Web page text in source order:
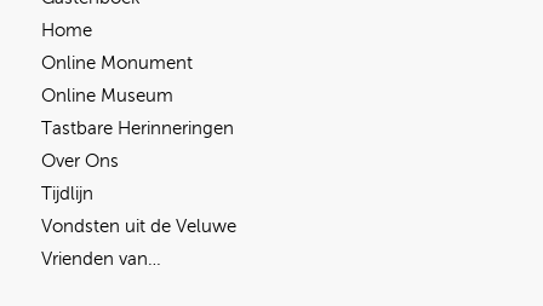
Home
Online Monument
Online Museum
Tastbare Herinneringen
Over Ons
Tijdlijn
Vondsten uit de Veluwe
Vrienden van…